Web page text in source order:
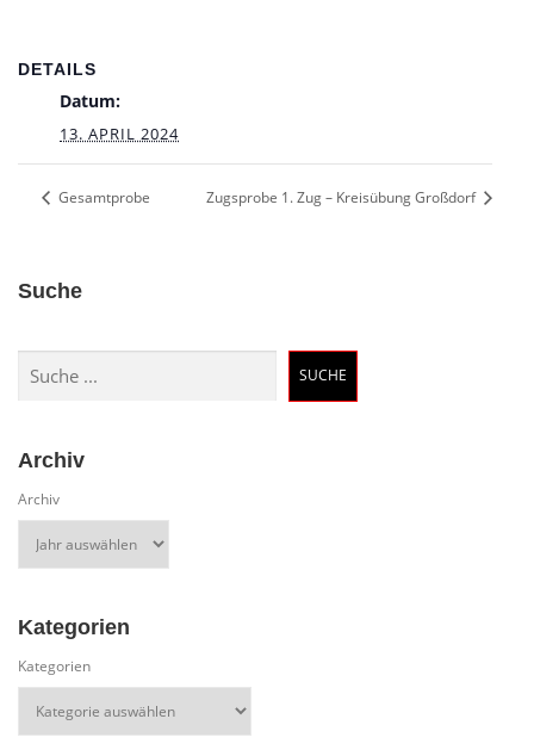
DETAILS
Datum:
13. APRIL 2024
Gesamtprobe Zugsprobe 1. Zug – Kreisübung Großdorf
Suche
SUCHE
Archiv
Archiv
Kategorien
Kategorien